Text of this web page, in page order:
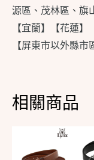
源區、茂林區、旗
【宜蘭】【花蓮
【屏東市以外縣市
相關商品